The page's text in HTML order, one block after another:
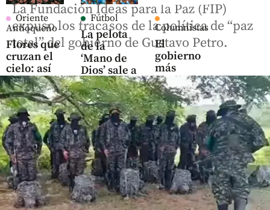
Oriente
Antioqueño
Flores que
cruzan el
cielo: así
es el
negocio
que mueve
US$ 380
millones
en el
Oriente
antioqueño
share
Fútbol
La pelota
de la
‘Mano de
Dios’ sale a
subasta:
¿cuánto
vale el
histórico
balón de
Maradona?
share
Columnistas
El
gobierno
más
corrupto:
el legado
de
Gustavo
Petro
share
La Fundación Ideas para la Paz (FIP)
expuso los fracasos de la política de “paz
total” del gobierno de Gustavo Petro.